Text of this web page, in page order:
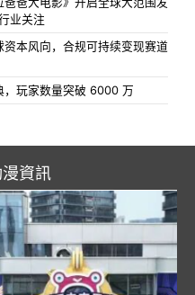
业关注
本风向，合规可持续变现赛道
，玩家数量突破 6000 万
資訊